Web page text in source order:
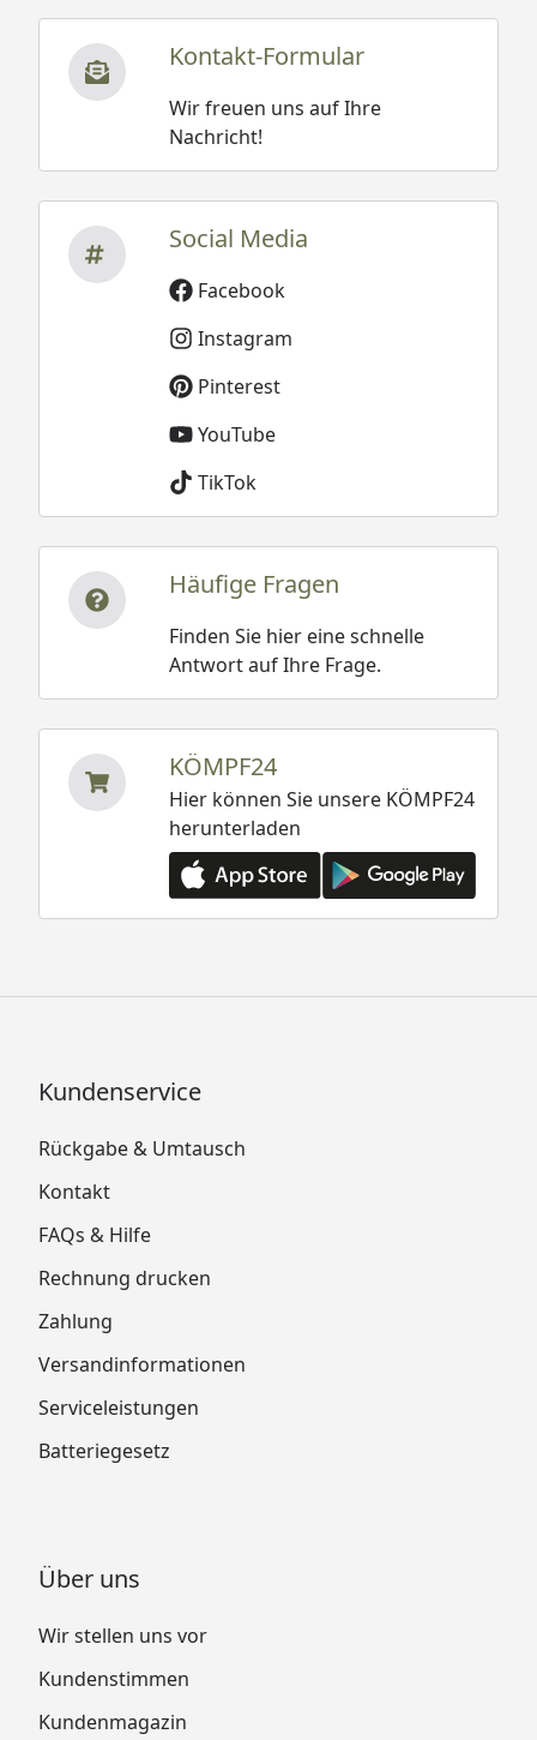
Kontakt-Formular
Wir freuen uns auf Ihre
Nachricht!
Social Media
Facebook
Instagram
Pinterest
YouTube
TikTok
Häufige Fragen
Finden Sie hier eine schnelle
Antwort auf Ihre Frage.
KÖMPF24
Hier können Sie unsere KÖMPF24
herunterladen
Kundenservice
Rückgabe & Umtausch
Kontakt
FAQs & Hilfe
Rechnung drucken
Zahlung
Versandinformationen
Serviceleistungen
Batteriegesetz
Über uns
Wir stellen uns vor
Kundenstimmen
Kundenmagazin